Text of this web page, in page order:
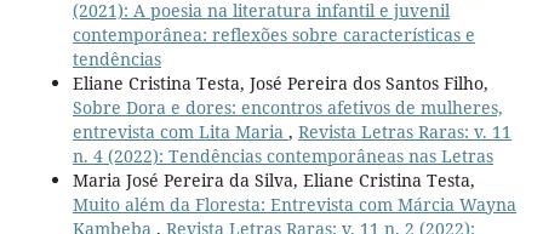
(2021): A poesia na literatura infantil e juvenil
contemporânea: reflexões sobre características e
tendências
Eliane Cristina Testa, José Pereira dos Santos Filho,
Sobre Dora e dores: encontros afetivos de mulheres,
entrevista com Lita Maria , Revista Letras Raras: v. 11
n. 4 (2022): Tendências contemporâneas nas Letras
Maria José Pereira da Silva, Eliane Cristina Testa,
Muito além da Floresta: Entrevista com Márcia Wayna
Kambeba , Revista Letras Raras: v. 11 n. 2 (2022):